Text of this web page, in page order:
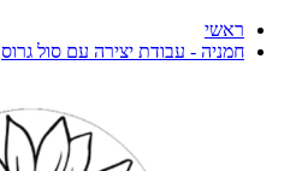
ראשי
חמניה - עבודת יצירה עם סול גרוס